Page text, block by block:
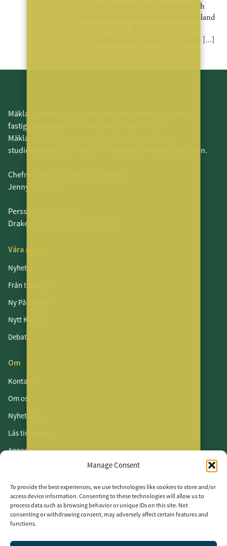
Manage Consent
To provide the best experiences, we use technologies like cookies to store and/or
access device information. Consenting to these technologies will allow us to
process data such as browsing behavior or unique IDs on this site. Not
consenting or withdrawing consent, may adversely affect certain features and
functions.
för sin årliga gala. Spa, konferens och
middag med prisutdelningar fanns bland
prisutdelningarna fanns till exempel [...]
MäklarVärlden är en branschneutral tidning för Sveriges
fastighetsmäklare och leverantörerna till dessa.
MäklarVärlden fokuserar även på alla som har en
studieinriktning som leder in i fastighetsmäklarbranschen.
Chefredaktör och ansvarig utgivare:
Jenny Persson
Perssons Förlag AB
Drakenbergsgatan 15, Stockholm
Våra ämnen
Nyheter
Från tidningen
Ny På Jobbet
Nytt Kontor
Debatt
Om
Kontakt
Om oss
Nyhetsbrev
Läs tidningen
Annonsera
Vår integritetspolicy
Följ oss
LinkedIn